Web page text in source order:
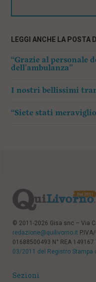
LEGGI ANCHE LA POSTA
“Grazie al personale
dell’ambulanza”
I nostri bellissimi
“Siete stati
© 2011-2026 Gisa snc – Via
redazione@quilivorno.it
01688500493 N° REA 149167
03/2011 del Registro Stampa
Sezioni